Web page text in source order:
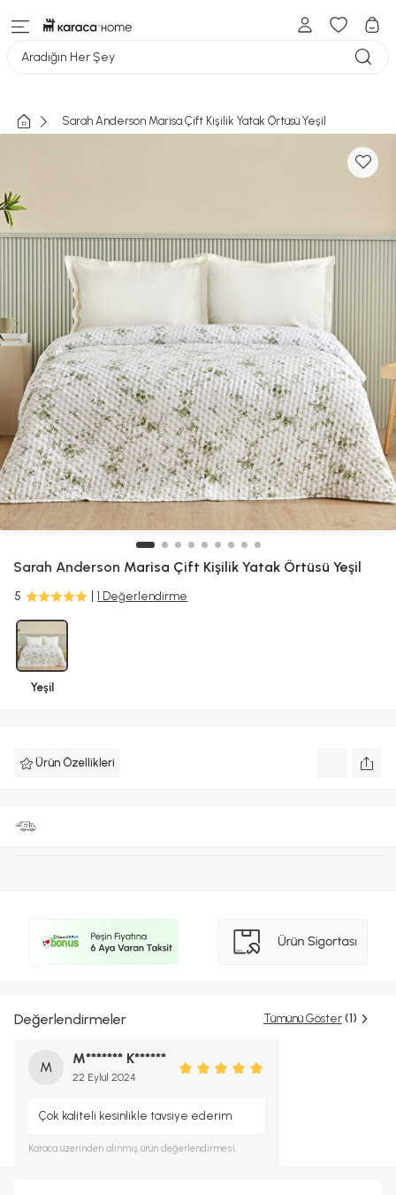
Aradığın Her Şey
Sarah Anderson Marisa Çift Kişilik Yatak Örtüsü Yeşil
Sarah Anderson Marisa Çift Kişilik Yatak Örtüsü Yeşil
5 1 Değerlendirme
Yeşil
Ürün Özellikleri
Değerlendirmeler Tümünü Göster (1)
M
M******* K******
22 Eylül 2024
Çok kaliteli kesinlikle tavsiye ederim
Karaca üzerinden alınmış ürün değerlendirmesi.